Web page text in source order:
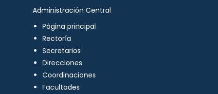
Administración Central
Página principal
Rectoría
Secretarios
Direcciones
Coordinaciones
Facultades